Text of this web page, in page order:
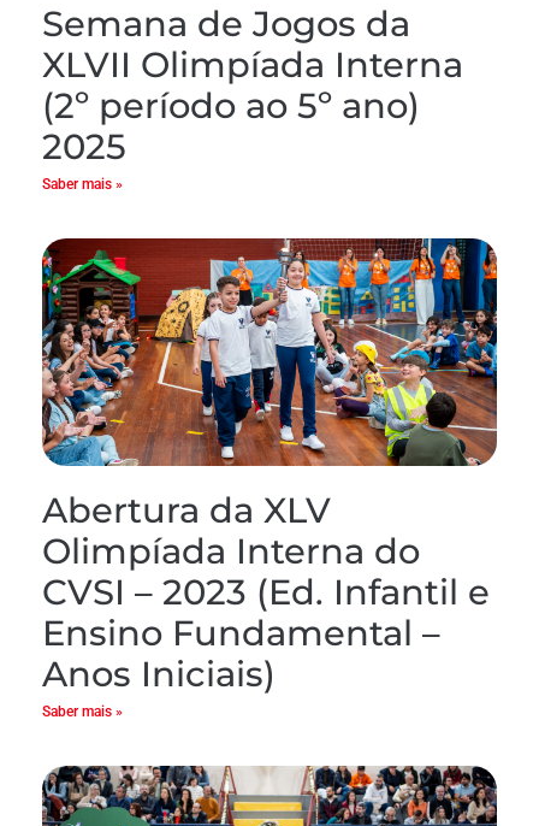
Semana de Jogos da
XLVII Olimpíada Interna
(2º período ao 5º ano)
2025
Saber mais »
Abertura da XLV
Olimpíada Interna do
CVSI – 2023 (Ed. Infantil e
Ensino Fundamental –
Anos Iniciais)
Saber mais »